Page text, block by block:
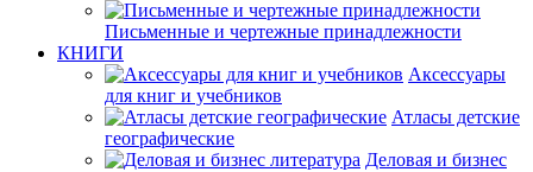
Письменные и чертежные принадлежности
КНИГИ
Аксессуары
для книг и учебников
Атласы детские
географические
Деловая и бизнес